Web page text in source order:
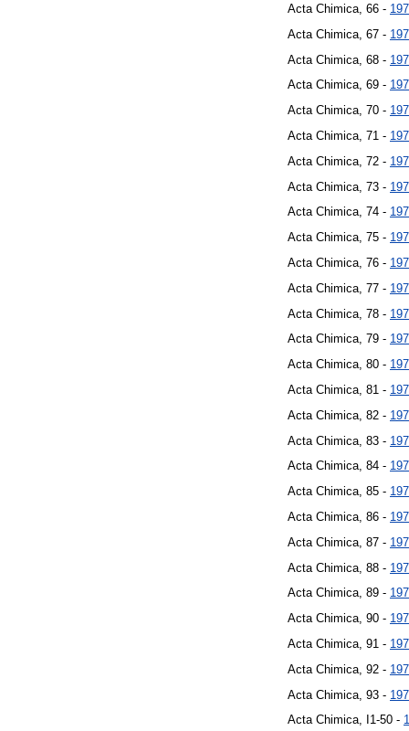
Acta Chimica, 66 -
Acta Chimica, 67 -
Acta Chimica, 68 -
Acta Chimica, 69 -
Acta Chimica, 70 -
Acta Chimica, 71 -
Acta Chimica, 72 -
Acta Chimica, 73 -
Acta Chimica, 74 -
Acta Chimica, 75 -
Acta Chimica, 76 -
Acta Chimica, 77 -
Acta Chimica, 78 -
Acta Chimica, 79 -
Acta Chimica, 80 -
Acta Chimica, 81 -
Acta Chimica, 82 -
Acta Chimica, 83 -
Acta Chimica, 84 -
Acta Chimica, 85 -
Acta Chimica, 86 -
Acta Chimica, 87 -
Acta Chimica, 88 -
Acta Chimica, 89 -
Acta Chimica, 90 -
Acta Chimica, 91 -
Acta Chimica, 92 -
Acta Chimica, 93 -
Acta Chimica, I1-50 -